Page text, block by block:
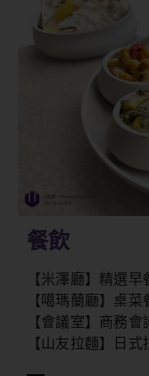
餐飲
【米澤廳】精選
【噶瑪蘭廳】桌
【會議室】商務會
【山友拉麵】日式